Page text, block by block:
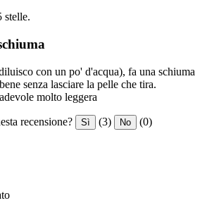
stelle.
con un po' d'acqua), fa una schiuma
senza lasciare la pelle che tira.
molto leggera
recensione? Sì (3) No (0)